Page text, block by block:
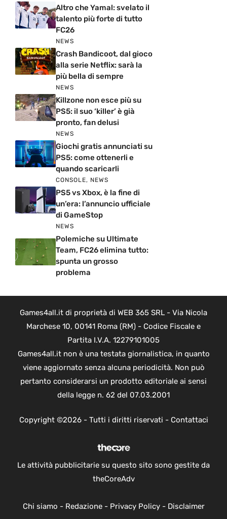
Altro che Yamal: svelato il
talento più forte di tutto
FC26
NEWS
Crash Bandicoot, dal gioco
alla serie Netflix: sarà la
più bella di sempre
NEWS
Killzone non esce più su
PS5: il suo ‘killer’ è già
pronto, fan delusi
NEWS
Giochi gratis annunciati su
PS5: come ottenerli e
quando scaricarli
CONSOLE, NEWS
PS5 vs Xbox, è la fine di
un’era: l’annuncio ufficiale
di GameStop
NEWS
Polemiche su Ultimate
Team, FC26 elimina tutto:
spunta un grosso
problema
Games4all.it di proprietà di WEB 365 SRL - Via Nicola
Marchese 10, 00141 Roma (RM) - Codice Fiscale e
Partita I.V.A. 12279101005
Games4all.it non è una testata giornalistica, in quanto
viene aggiornato senza alcuna periodicità. Non può
pertanto considerarsi un prodotto editoriale ai sensi
della legge n. 62 del 07.03.2001
Copyright ©2026 - Tutti i diritti riservati - Contattaci
Le attività pubblicitarie su questo sito sono gestite da
theCoreAdv
Chi siamo - Redazione- Privacy Policy- Disclaimer